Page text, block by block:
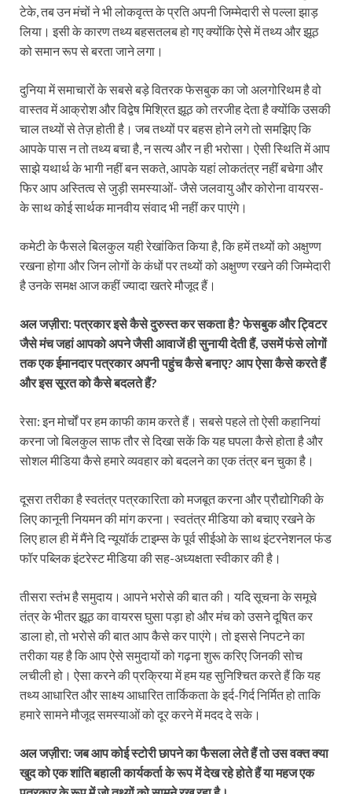
टेके, तब उन मंचों ने भी लोकवृत्‍त के प्रति अपनी जिम्‍मेदारी से पल्‍ला झाड़
लिया। इसी के कारण तथ्‍य बहसतलब हो गए क्‍योंकि ऐसे में तथ्‍य और झूठ
को समान रूप से बरता जाने लगा।
दुनिया में समाचारों के सबसे बड़े वितरक फेसबुक का जो अलगोरिथम है वो
वास्‍तव में आक्रोश और विद्वेष मिश्रित झूठ को तरजीह देता है क्‍योंकि उसकी
चाल तथ्‍यों से तेज़ होती है। जब तथ्‍यों पर बहस होने लगे तो समझिए कि
आपके पास न तो तथ्‍य बचा है, न सत्‍य और न ही भरोसा। ऐसी स्थिति में आप
साझे यथार्थ के भागी नहीं बन सकते, आपके यहां लोकतंत्र नहीं बचेगा और
फिर आप अस्तित्‍व से जुड़ी समस्‍याओं- जैसे जलवायु और कोरोना वायरस-
के साथ कोई सार्थक मानवीय संवाद भी नहीं कर पाएंगे।
कमेटी के फैसले बिलकुल यही रेखांकित किया है, कि हमें तथ्‍यों को अक्षुण्‍ण
रखना होगा और जिन लोगों के कंधों पर तथ्‍यों को अक्षुण्‍ण रखने की जिम्‍मेदारी
है उनके समक्ष आज कहीं ज्‍यादा खतरे मौजूद हैं।
अल जज़ीरा: पत्रकार इसे कैसे दुरुस्‍त कर सकता है?फेसबुक और ट्विटर
जैसे मंच जहां आपको अपने जैसी आवाजें ही सुनायी देती हैं, उसमें फंसे लोगों
तक एक ईमानदार पत्रकार अपनी पहुंच कैसे बनाए? आप ऐसा कैसे करते हैं
और इस सूरत को कैसे बदलते हैं?
रेसा: इन मोर्चों पर हम काफी काम करते हैं। सबसे पहले तो ऐसी कहानियां
करना जो बिलकुल साफ तौर से दिखा सकें कि यह घपला कैसे होता है और
सोशल मीडिया कैसे हमारे व्‍यवहार को बदलने का एक तंत्र बन चुका है।
दूसरा तरीका है स्‍वतंत्र पत्रकारिता को मजबूत करना और प्रौद्योगिकी के
लिए कानूनी नियमन की मांग करना। स्‍वतंत्र मीडिया को बचाए रखने के
लिए हाल ही में मैंने दि न्‍यूयॉर्क टाइम्‍स के पूर्व सीईओ के साथ इंटरनेशनल फंड
फॉर पब्लिक इंटरेस्‍ट मीडिया की सह-अध्‍यक्षता स्‍वीकार की है।
तीसरा स्‍तंभ है समुदाय। आपने भरोसे की बात की। यदि सूचना के समूचे
तंत्र के भीतर झूठ का वायरस घुसा पड़ा हो और मंच को उसने दूषित कर
डाला हो, तो भरोसे की बात आप कैसे कर पाएंगे। तो इससे निपटने का
तरीका यह है कि आप ऐसे समुदायों को गढ़ना शुरू करिए जिनकी सोच
लचीली हो। ऐसा करने की प्रक्रिया में हम यह सुनिश्चित करते हैं कि यह
तथ्‍य आधारित और साक्ष्‍य आ‍धारित तार्किकता के इर्द-गिर्द निर्मित हो ताकि
हमारे सामने मौजूद समस्‍याओं को दूर करने में मदद दे सके।
अल जज़ीरा: जब आप कोई स्‍टोरी छापने का फैसला लेते हैं तो उस वक्‍त क्‍या
खुद को एक शांति बहाली कार्यकर्ता के रूप में देख रहे होते हैं या महज एक